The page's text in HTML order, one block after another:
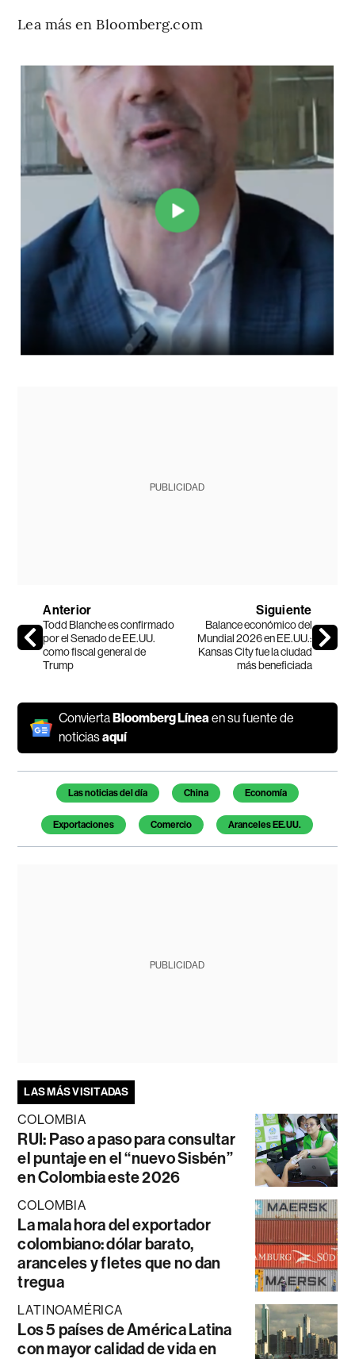
Lea más en Bloomberg.com
PUBLICIDAD
Anterior
Todd Blanche es confirmado
por el Senado de EE.UU.
como fiscal general de
Trump
Siguiente
Balance económico del
Mundial 2026 en EE.UU.:
Kansas City fue la ciudad
más beneficiada
ConviertaBloomberg Líneaen su fuente de
noticiasaquí
Temas de este artículo
Las noticias del día China Economía
Exportaciones Comercio Aranceles EE.UU.
PUBLICIDAD
LAS MÁS VISITADAS
COLOMBIA
RUI: Paso a paso para consultar
el puntaje en el “nuevo Sisbén”
en Colombia este 2026
COLOMBIA
La mala hora del exportador
colombiano: dólar barato,
aranceles y fletes que no dan
tregua
LATINOAMÉRICA
Los 5 países de América Latina
con mayor calidad de vida en